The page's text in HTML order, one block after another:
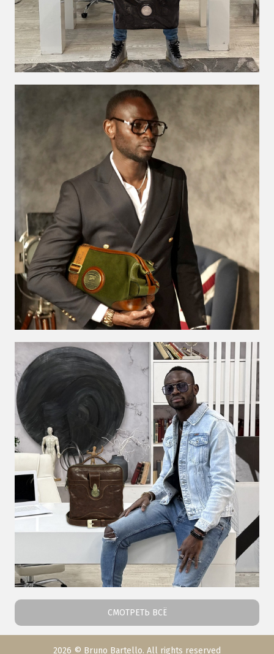
СМОТРЕТЬ ВСЁ
2026 © Bruno Bartello. All rights reserved